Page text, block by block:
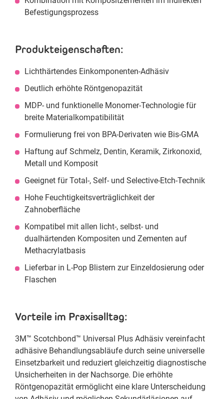
Befestigungsprozess
Produkteigenschaften:
Lichthärtendes Einkomponenten-Adhäsiv
Deutlich erhöhte Röntgenopazität
MDP- und funktionelle Monomer-Technologie für
breite Materialkompatibilität
Formulierung frei von BPA-Derivaten wie Bis-GMA
Haftung auf Schmelz, Dentin, Keramik, Zirkonoxid,
Metall und Komposit
Geeignet für Total-, Self- und Selective-Etch-Technik
Hohe Feuchtigkeitsverträglichkeit der
Zahnoberfläche
Kompatibel mit allen licht-, selbst- und
dualhärtenden Kompositen und Zementen auf
Methacrylatbasis
Lieferbar in L-Pop Blistern zur Einzeldosierung oder
Flaschen
Vorteile im Praxisalltag:
3M™ Scotchbond™ Universal Plus Adhäsiv vereinfacht
adhäsive Behandlungsabläufe durch seine universelle
Einsetzbarkeit und reduziert gleichzeitig diagnostische
Unsicherheiten in der Nachsorge. Die erhöhte
Röntgenopazität ermöglicht eine klare Unterscheidung